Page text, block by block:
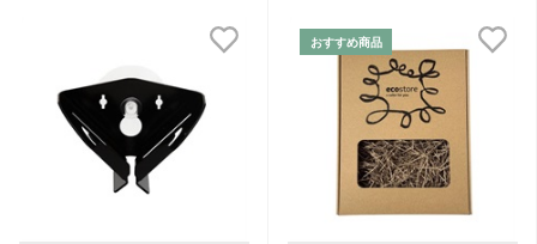
新着順
レビューが多い順
おすすめ商品